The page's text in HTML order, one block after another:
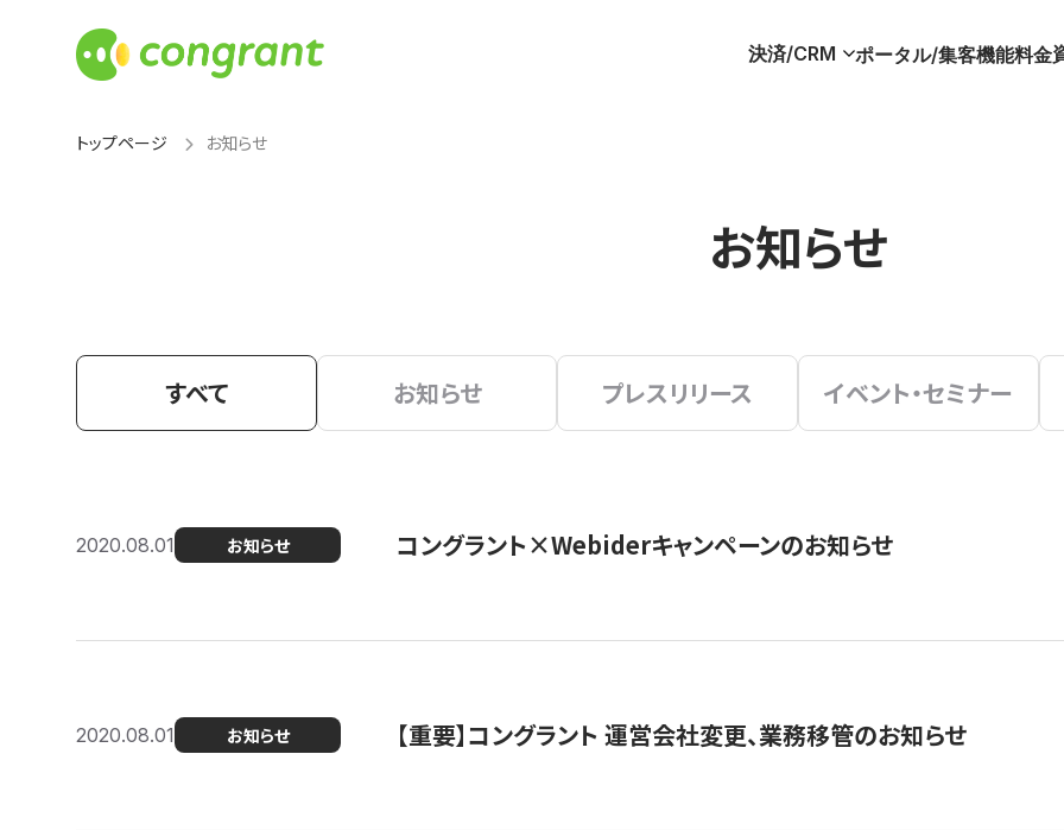
決済/CRM ポータル/集客機能料金
トップページ お知らせ
お知らせ
すべて お知らせ プレスリリース イベント・セミナー
2020.08.01 お知らせ コングラント×Webiderキャンペーンのお知らせ
2020.08.01 お知らせ 【重要】コングラント 運営会社変更、業務移管のお知らせ